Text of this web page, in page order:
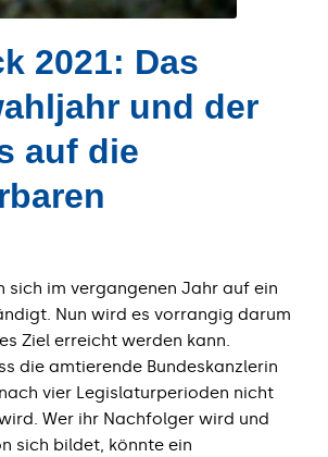
2021: Das
und der
auf die
sich im vergangenen Jahr auf ein
Nun wird es vorrangig darum
Ziel erreicht werden kann.
die amtierende Bundeskanzlerin
vier Legislaturperioden nicht
Wer ihr Nachfolger wird und
sich bildet, könnte ein